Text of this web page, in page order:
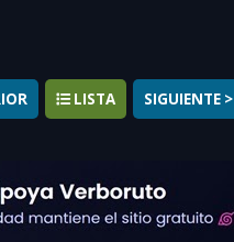
▶
LISTA SIGUIENTE >